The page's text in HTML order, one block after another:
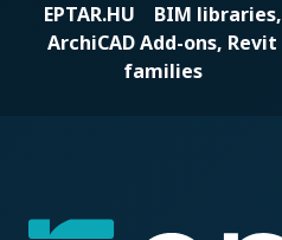
EPTAR.HU BIM libraries,
ArchiCAD Add-ons, Revit
families